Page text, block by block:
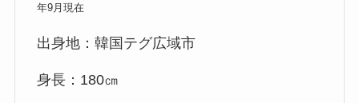
年9月現在
出身地：韓国テグ広域市
身長：180㎝